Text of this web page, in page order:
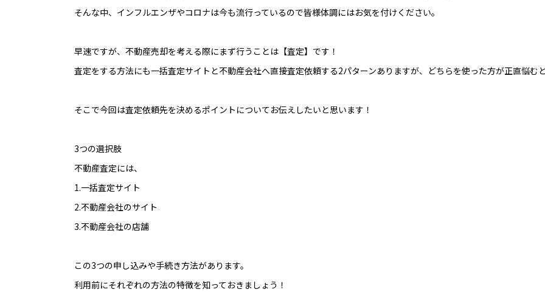
そんな中、インフルエンザやコロナは今も流行っているので皆様体調にはお気を付けください。
早速ですが、不動産売却を考える際にまず行うことは【査定】です！
査定をする方法にも一括査定サイトと不動産会社へ直接査定依頼する2パターンありますが、どちらを使った方が正直悩むと
そこで今回は査定依頼先を決めるポイントについてお伝えしたいと思います！
3つの選択肢
不動産査定には、
1.一括査定サイト
2.不動産会社のサイト
3.不動産会社の店舗
この3つの申し込みや手続き方法があります。
利用前にそれぞれの方法の特徴を知っておきましょう！